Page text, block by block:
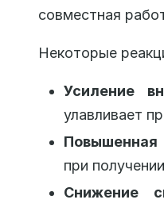
совместная
Некоторые
Усиление
улавливает
Повышенная
при
Снижение